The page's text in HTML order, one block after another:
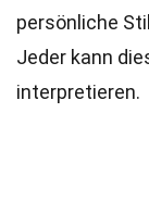
persönliche
Jeder kann
interpretieren.